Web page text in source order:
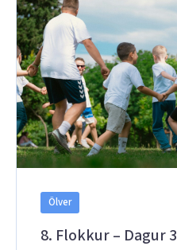
Ölver
8. Flokkur – Dagur 3